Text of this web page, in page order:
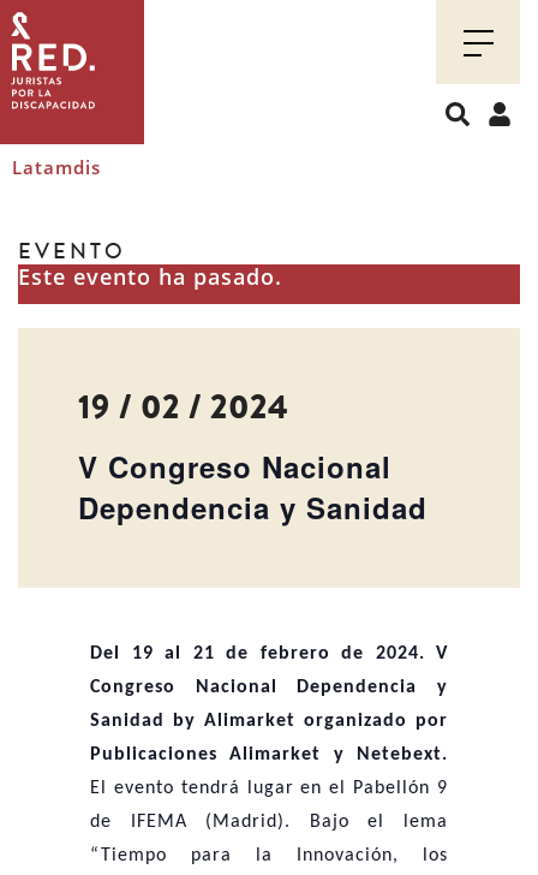
Juristas
por
la
discapacidad
Latamdis
EVENTO
Este evento ha pasado.
19 / 02 / 2024
V Congreso Nacional
Dependencia y Sanidad
Del 19 al 21 de febrero de 2024. V
Congreso Nacional Dependencia y
Sanidad by Alimarket organizado por
Publicaciones Alimarket y Netebext.
El evento tendrá lugar en el Pabellón 9
de IFEMA (Madrid). Bajo el lema
“Tiempo para la Innovación, los